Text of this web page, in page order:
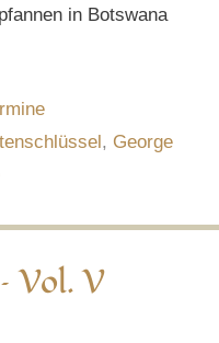
in Botswana
, George
Vol. V